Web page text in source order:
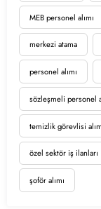
MEB personel alımı
merkezi atama
personel alımı
sözleşmeli personel
temizlik görevlisi
özel sektör iş ilanları
şoför alımı